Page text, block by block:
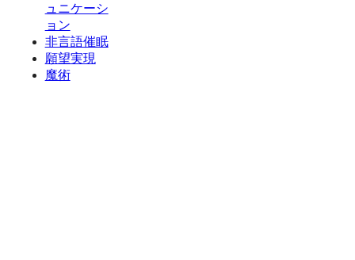
ュニケーシ
ョン
非言語催眠
願望実現
魔術